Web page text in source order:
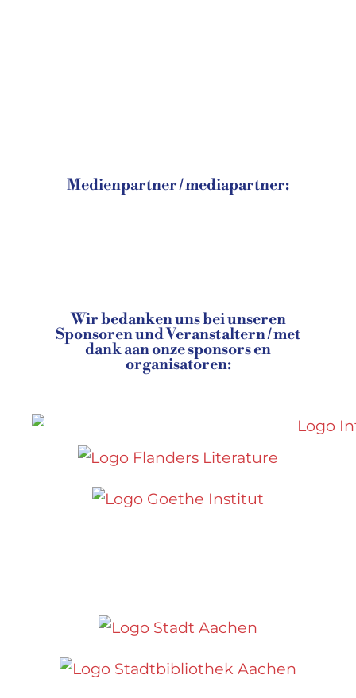
Medienpartner / mediapartner:
Wir bedanken uns bei unseren
Sponsoren und Veranstaltern / met
dank aan onze sponsors en
organisatoren: